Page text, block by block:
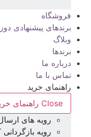
فروشگاه
برندهای پیشنهادی
وبلاگ
برندها
درباره ما
تماس با ما
راهنمای خرید
Close راهنمای خرید
رویه های
رویه بازگردانی